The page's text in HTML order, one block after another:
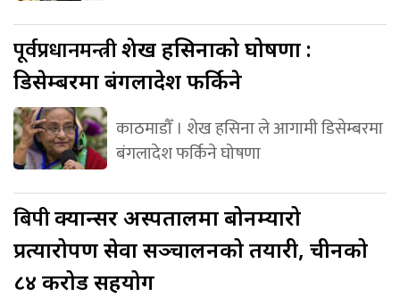
पूर्वप्रधानमन्त्रीशेख हसिनाको घोषणा :
डिसेम्बरमा बंगलादेश फर्किने
काठमाडौँ । शेख हसिना ले आगामी डिसेम्बरमा
बंगलादेश फर्किने घोषणा
बिपीक्यान्सर अस्पतालमा बोनम्यारो
प्रत्यारोपण सेवा सञ्चालनको तयारी, चीनको
८४ करोड सहयोग